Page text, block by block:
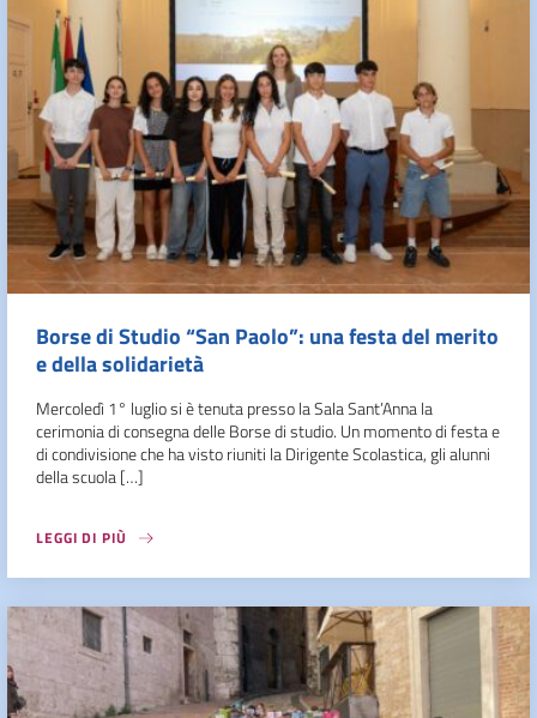
Borse di Studio “San Paolo”: una festa del merito
e della solidarietà
Mercoledì 1° luglio si è tenuta presso la Sala Sant’Anna la
cerimonia di consegna delle Borse di studio. Un momento di festa e
di condivisione che ha visto riuniti la Dirigente Scolastica, gli alunni
della scuola […]
LEGGI DI PIÙ